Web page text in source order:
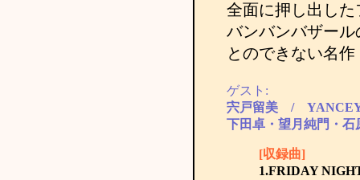
全面に押し出し
バンバンバザー
とのできない名作
ゲスト:
宍戸留美 /
下田卓・望月純門・石
[収録曲]
1.FRIDAY